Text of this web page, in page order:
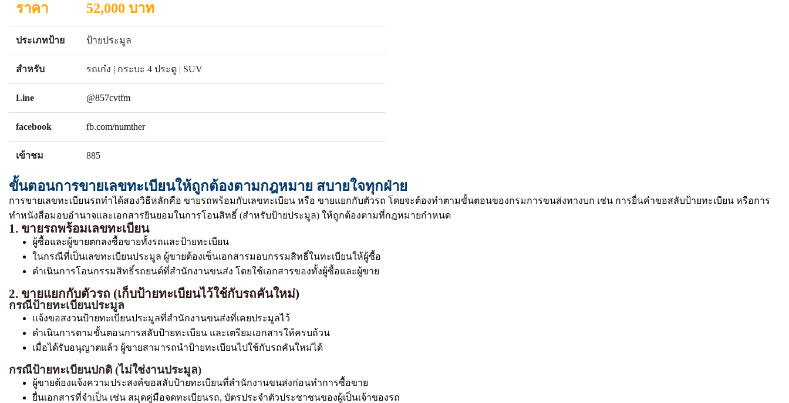
ราคา 52,000 บาท
ประเภทป้าย ป้ายประมูล
สำหรับ รถเก๋ง | กระบะ 4 ประตู | SUV
Line @857cvtfm
facebook fb.com/numther
เข้าชม 885
ขั้นตอนการขายเลขทะเบียนให้ถูกต้องตามกฎหมาย สบายใจทุกฝ่าย
การขายเลขทะเบียนรถทำได้สองวิธีหลักคือ ขายรถพร้อมกับเลขทะเบียน หรือ ขายแยกกับตัวรถ โดยจะต้องทำตามขั้นตอนของกรมการขนส่งทางบก เช่น การยื่นคำขอสลับป้ายทะเบียน หรือการ
ทำหนังสือมอบอำนาจและเอกสารยินยอมในการโอนสิทธิ์ (สำหรับป้ายประมูล) ให้ถูกต้องตามที่กฎหมายกำหนด
1. ขายรถพร้อมเลขทะเบียน
ผู้ซื้อและผู้ขายตกลงซื้อขายทั้งรถและป้ายทะเบียน
ในกรณีที่เป็นเลขทะเบียนประมูล ผู้ขายต้องเซ็นเอกสารมอบกรรมสิทธิ์ในทะเบียนให้ผู้ซื้อ
ดำเนินการโอนกรรมสิทธิ์รถยนต์ที่สำนักงานขนส่ง โดยใช้เอกสารของทั้งผู้ซื้อและผู้ขาย
2. ขายแยกกับตัวรถ (เก็บป้ายทะเบียนไว้ใช้กับรถคันใหม่)
กรณีป้ายทะเบียนประมูล
แจ้งขอสงวนป้ายทะเบียนประมูลที่สำนักงานขนส่งที่เคยประมูลไว้
ดำเนินการตามขั้นตอนการสลับป้ายทะเบียน และเตรียมเอกสารให้ครบถ้วน
เมื่อได้รับอนุญาตแล้ว ผู้ขายสามารถนำป้ายทะเบียนไปใช้กับรถคันใหม่ได้
กรณีป้ายทะเบียนปกติ (ไม่ใช่งานประมูล)
ผู้ขายต้องแจ้งความประสงค์ขอสลับป้ายทะเบียนที่สำนักงานขนส่งก่อนทำการซื้อขาย
ยื่นเอกสารที่จำเป็น เช่น สมุดคู่มือจดทะเบียนรถ, บัตรประจำตัวประชาชนของผู้เป็นเจ้าของรถ